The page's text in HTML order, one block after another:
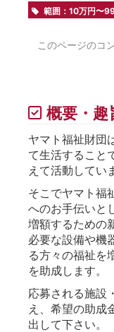
範囲：10万円〜
このページのコ
概要・趣
ヤマト福祉財団
て生活すること
えて活動してい
そこでヤマト福
へのお手伝いと
増額するための
必要な設備や機
る方々の福祉を
を助成します。
応募される施設
え、希望の助成
出して下さい。